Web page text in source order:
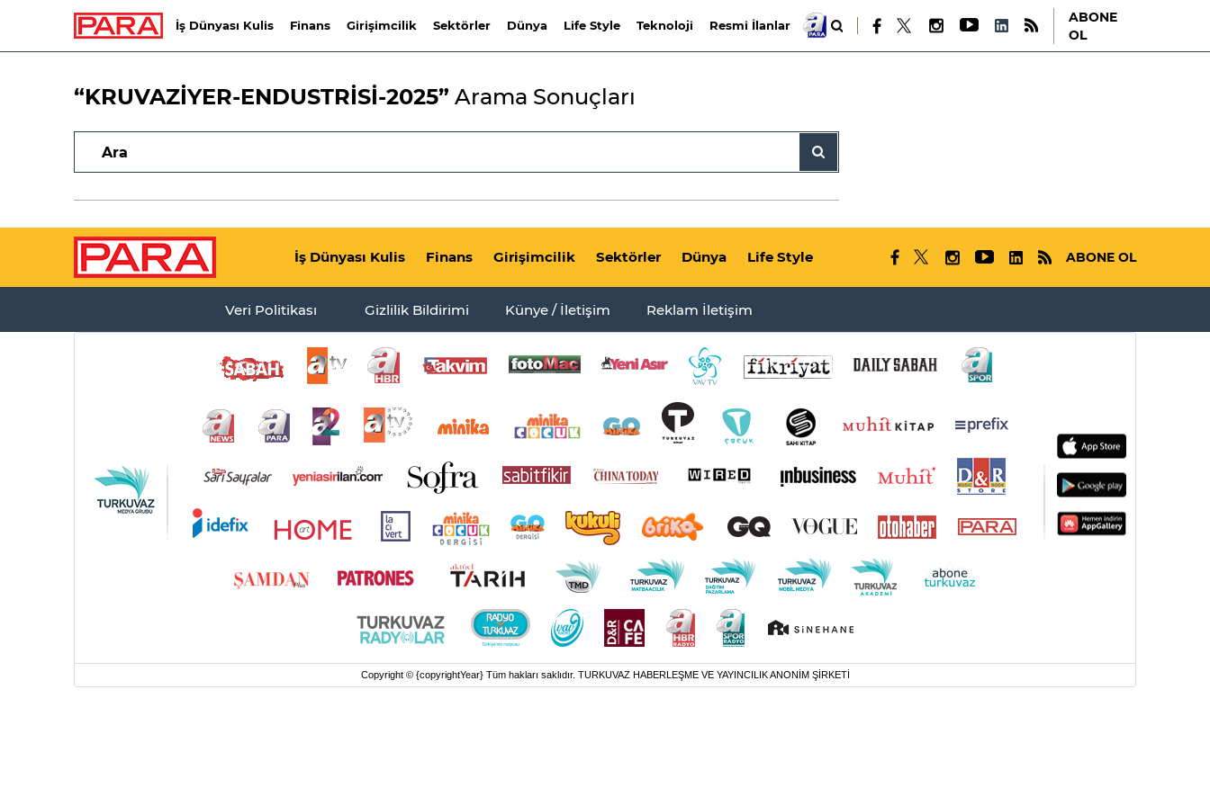
İş Dünyası Kulis Finans Girişimcilik Sektörler Dünya Life Style Teknoloji Resmi İlanlar
ABONE
OL
“KRUVAZİYER-ENDUSTRİSİ-2025” Arama Sonuçları
İş Dünyası Kulis Finans Girişimcilik Sektörler Dünya Life Style ABONE OL
Veri Politikası Gizlilik Bildirimi Künye / İletişim Reklam İletişim
Copyright © {copyrightYear} Tüm hakları saklıdır. TURKUVAZ HABERLEŞME VE YAYINCILIK ANONİM ŞİRKETİ